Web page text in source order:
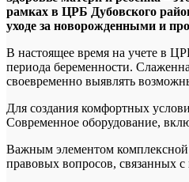
рамках в ЦРБ Дубовского
уходе за новорожденными и
В настоящее время на учете в
периода беременности.
своевременно выявлять
Для создания комфортных
Современное оборудование,
Важным элементом комплексной
правовых вопросов, связанных